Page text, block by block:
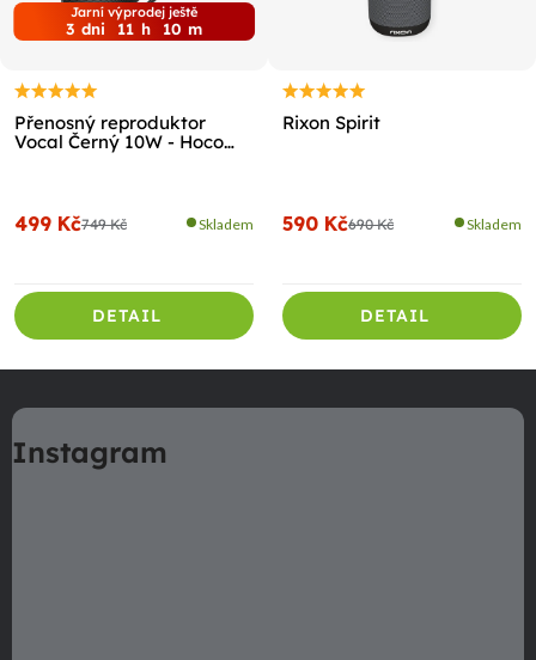
Jarní výprodej ještě
3 dni 11 h 10 m
Přenosný reproduktor
Vocal Černý 10W - Hoco
749 Kč
499 Kč Skladem
DETAIL
Rixon Spirit
690 Kč
590 Kč Skladem
DETAIL
á
pInstagram